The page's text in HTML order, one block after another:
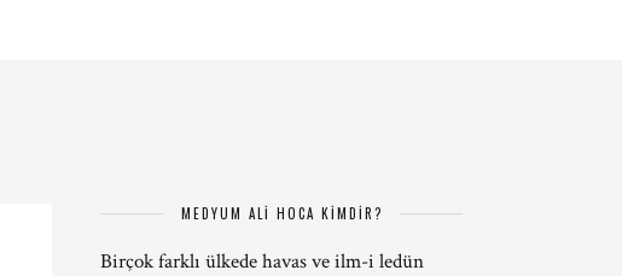
MEDYUM ALİ HOCA KİMDİR?
Birçok farklı ülkede havas ve ilm-i ledün